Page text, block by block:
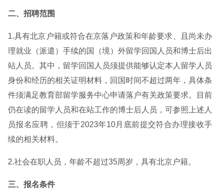
二、招聘范围
1.具有北京户籍或符合在京落户政策和年龄要求、且尚未办
理就业（派遣）手续的国（境）外留学回国人员和博士后出
站人员。其中，留学回国人员须提供能够认定本人留学人员
身份和经历的相关证明材料，回国时间不超过两年，具体条
件须满足教育部留学服务中心申请落户有关政策要求。目前
仍在读的留学人员和在站工作的博士后人员，可参照上述人
员报名应聘，但须于2023年10月底前提交符合办理接收手
续的相关材料。
2.社会在职人员，年龄不超过35周岁，具有北京户籍。
三、报名条件